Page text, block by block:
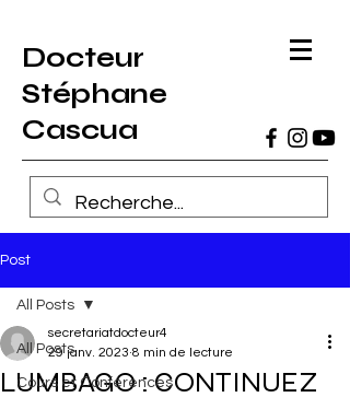
Docteur
Stéphane
Cascua
Post
All Posts
Cours et Conférences
All Posts
LUMBAGO : CONTINUEZ
secretariatdocteur4
29 janv. 2023 8 min de lecture